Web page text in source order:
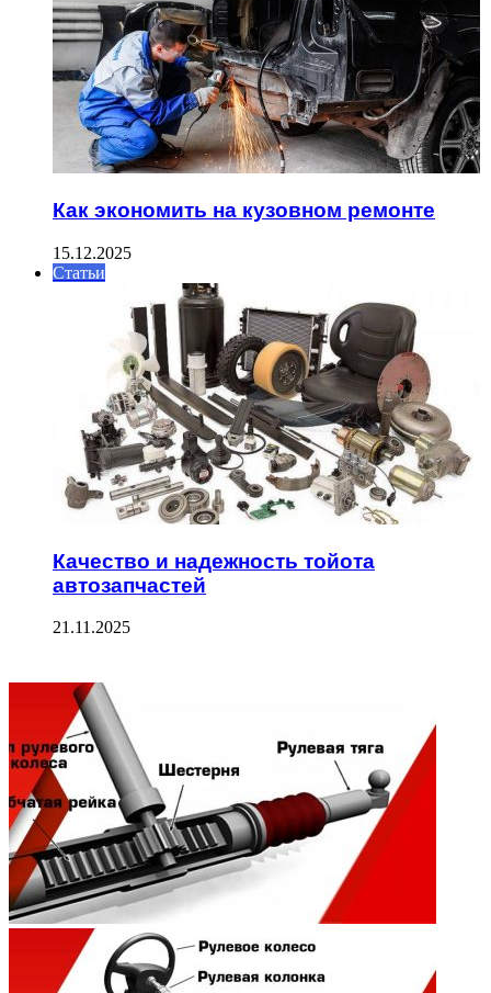
Как экономить на кузовном ремонте
15.12.2025
Статьи
Качество и надежность тойота
автозапчастей
21.11.2025